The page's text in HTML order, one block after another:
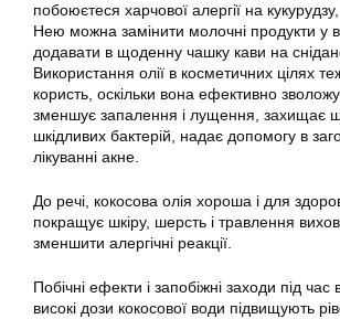
побоюєтеся харчової алергії на
Нею можна замінити молочні продукти у
додавати в щоденну чашку кави на
Використання олії в косметичних цілях
користь, оскільки вона ефективно
зменшує запалення і лущення, захищає
шкідливих бактерій, надає допомогу в
лікуванні акне.
До речі, кокосова олія хороша і для
покращує шкіру, шерсть і травлення
зменшити алергічні реакції.
Побічні ефекти і запобіжні заходи під
високі дози кокосової води підвищують